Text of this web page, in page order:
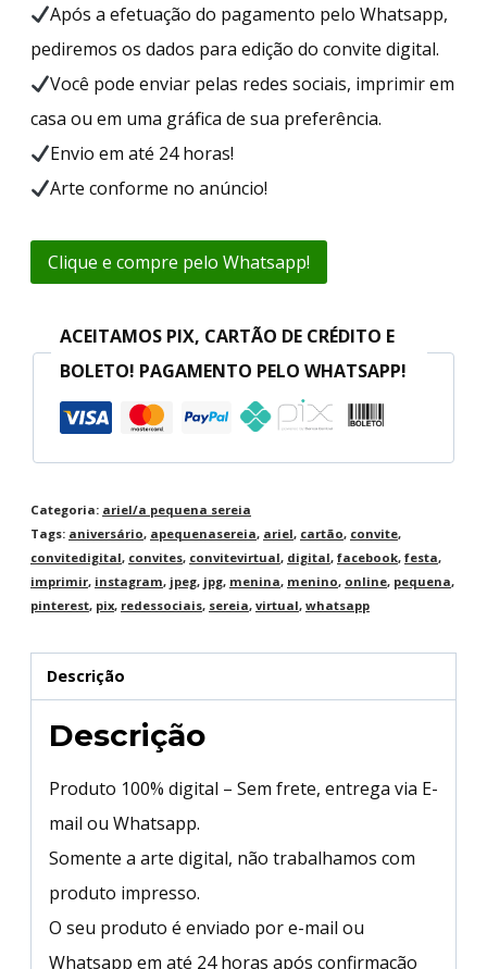
Após a efetuação do pagamento pelo Whatsapp,
pediremos os dados para edição do convite digital.
Você pode enviar pelas redes sociais, imprimir em
casa ou em uma gráfica de sua preferência.
Envio em até 24 horas!
Arte conforme no anúncio!
Clique e compre pelo Whatsapp!
ACEITAMOS PIX, CARTÃO DE CRÉDITO E
BOLETO! PAGAMENTO PELO WHATSAPP!
Categoria: ariel/a pequena sereia
Tags: aniversário, apequenasereia, ariel, cartão, convite,
convitedigital, convites, convitevirtual, digital, facebook, festa,
imprimir, instagram, jpeg, jpg, menina, menino, online, pequena,
pinterest, pix, redessociais, sereia, virtual, whatsapp
Descrição
Descrição
Produto 100% digital – Sem frete, entrega via E-
mail ou Whatsapp.
Somente a arte digital, não trabalhamos com
produto impresso.
O seu produto é enviado por e-mail ou
Whatsapp em até 24 horas após confirmação